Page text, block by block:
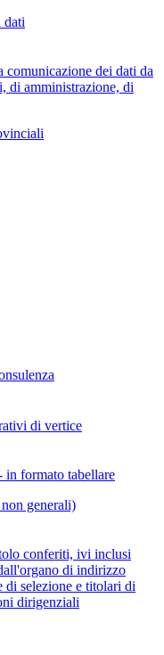
dati
comunicazione dei dati da
di amministrazione, di
di vertice
formato tabellare
generali)
conferiti, ivi inclusi
di indirizzo
di selezione e titolari di
dirigenziali